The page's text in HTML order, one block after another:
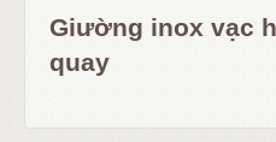
Giường inox vạc
quay